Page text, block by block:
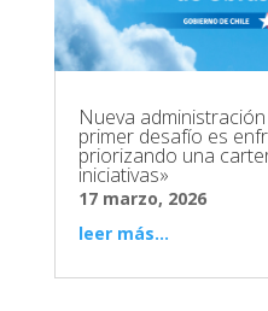
Nueva
primer desafío es
priorizando una
iniciativas»
17 marzo, 2026
leer más...